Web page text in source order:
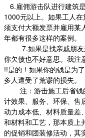
6.雇佣游击队进行建筑
1000元以上。如果工人
须支付大额发票并雇用某
年都有很多这样的案例。
7.如果是找亲戚朋友
你欠债也不好意思。我注
!!是的！如果你的钱是为
多人遭受了荒谬的损失。
注：游击施工后省钱
计效果、服务、环保、售
动力成本低、材料质量差
和材料和工艺，那本质上
的促销和团装修活动，其